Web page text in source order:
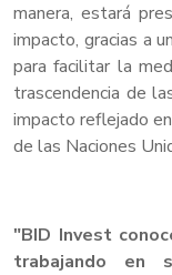
manera, estará
impacto, gracias a
para facilitar la
trascendencia de
impacto reflejado
de las Naciones
"BID Invest
trabajando en